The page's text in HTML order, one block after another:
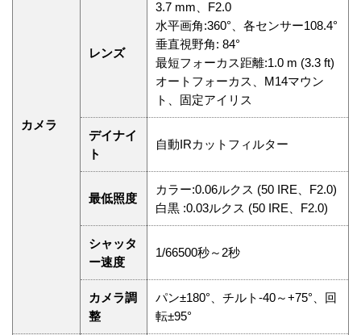
カメラ
レンズ
3.7 mm、F2.0
水平画角:360°、各センサー108.4°
垂直視野角: 84°
最短フォーカス距離:1.0 m (3.3 ft)
オートフォーカス、M14マウン
ト、固定アイリス
デイナイ
ト
自動IRカットフィルター
最低照度
カラー:0.06ルクス (50 IRE、F2.0)
白黒 :0.03ルクス (50 IRE、F2.0)
シャッタ
ー速度
1/66500秒～2秒
カメラ調
整
パン±180°、チルト-40～+75°、回
転±95°